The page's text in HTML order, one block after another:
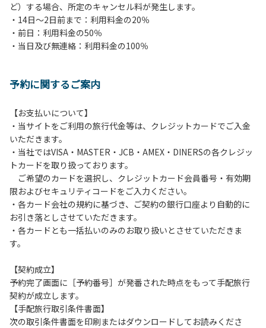
ど）する場合、所定のキャンセル料が発生します。
・14日～2日前まで：利用料金の20％
・前日：利用料金の50％
・当日及び無連絡：利用料金の100％
予約に関するご案内
【お支払いについて】
・当サイトをご利用の旅行代金等は、クレジットカードでご入金
いただきます。
・当社ではVISA・MASTER・JCB・AMEX・DINERSの各クレジッ
トカードを取り扱っております。
ご希望のカードを選択し、クレジットカード会員番号・有効期
限およびセキュリティコードをご入力ください。
・各カード会社の規約に基づき、ご契約の銀行口座より自動的に
お引き落としさせていただきます。
・各カードとも一括払いのみのお取り扱いとさせていただきま
す。
【契約成立】
予約完了画面に［予約番号］が発番された時点をもって手配旅行
契約が成立します。
【手配旅行取引条件書面】
次の取引条件書面を印刷またはダウンロードしてお読みくださ